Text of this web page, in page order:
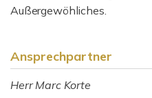
Außergewöhliches.
Ansprechpartner
Herr Marc Korte